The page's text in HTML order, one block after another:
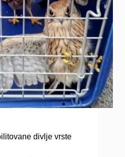
divlje vrste